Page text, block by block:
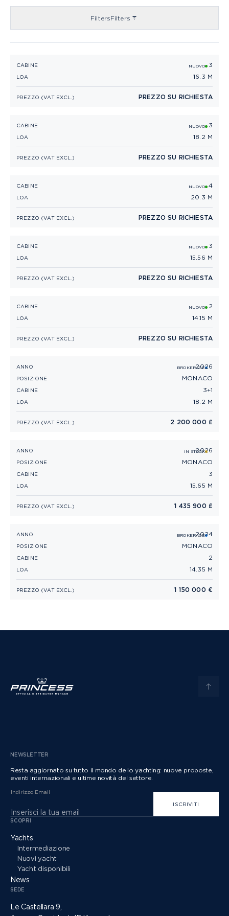
FiltersFilters
PRINCESS F54 NUOVO
PREZZO (VAT EXCL.) PREZZO SU RICHIESTA
CABINE 3
LOA 16.3 M
PRINCESS F58 NUOVO
PREZZO (VAT EXCL.) PREZZO SU RICHIESTA
CABINE 3
LOA 18.2 M
PRINCESS F65 NUOVO
PREZZO (VAT EXCL.) PREZZO SU RICHIESTA
CABINE 4
LOA 20.3 M
PRINCESS F50 NUOVO
PREZZO (VAT EXCL.) PREZZO SU RICHIESTA
CABINE 3
LOA 15.56 M
PRINCESS F45 NUOVO
PREZZO (VAT EXCL.) PREZZO SU RICHIESTA
CABINE 2
LOA 14.15 M
PRINCESS F58 (2026) BROKERAGE
PREZZO (VAT EXCL.) 2 200 000 £
ANNO 2026
POSIZIONE MONACO
CABINE 3+1
LOA 18.2 M
PRINCESS F50 (2026) IN STOCK
PREZZO (VAT EXCL.) 1 435 900 £
ANNO 2026
POSIZIONE MONACO
CABINE 3
LOA 15.65 M
PRINCESS F45 (2024) BROKERAGE
PREZZO (VAT EXCL.) 1 150 000 €
ANNO 2024
POSIZIONE MONACO
CABINE 2
LOA 14.35 M
NEWSLETTER
Resta aggiornato su tutto il mondo dello yachting: nuove proposte,
eventi internazionali e ultime novità del settore.
Indirizzo Email
ISCRIVITI
SCOPRI
Yachts
Intermediazione
Nuovi yacht
Yacht disponibili
News
SEDE
Le Castellara 9,